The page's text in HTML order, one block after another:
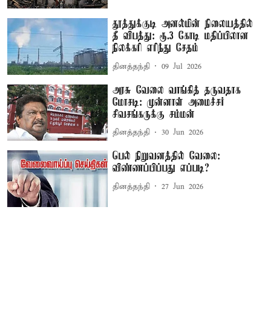
தூத்துக்குடி அனல்மின் நிலையத்தில்
தீ விபத்து: ரூ.3 கோடி மதிப்பிலான
நிலக்கரி எரிந்து சேதம்
தினத்தந்தி 09 Jul 2026
அரசு வேலை வாங்கித் தருவதாக
மோசடி: முன்னாள் அமைச்சர்
சிவசங்கருக்கு சம்மன்
தினத்தந்தி 30 Jun 2026
பெல் நிறுவனத்தில் வேலை:
விண்ணப்பிப்பது எப்படி?
தினத்தந்தி 27 Jun 2026